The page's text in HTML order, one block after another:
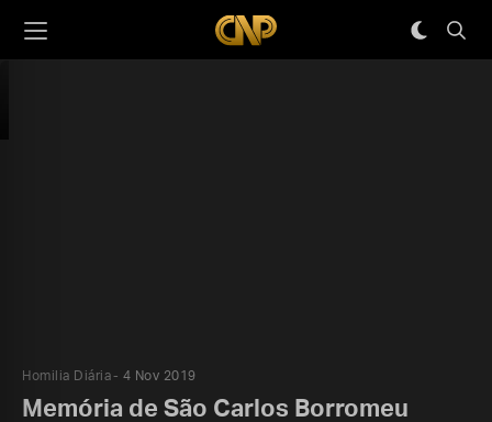
Homilia Diária 4 Nov 2019
Memória de São Carlos Borromeu